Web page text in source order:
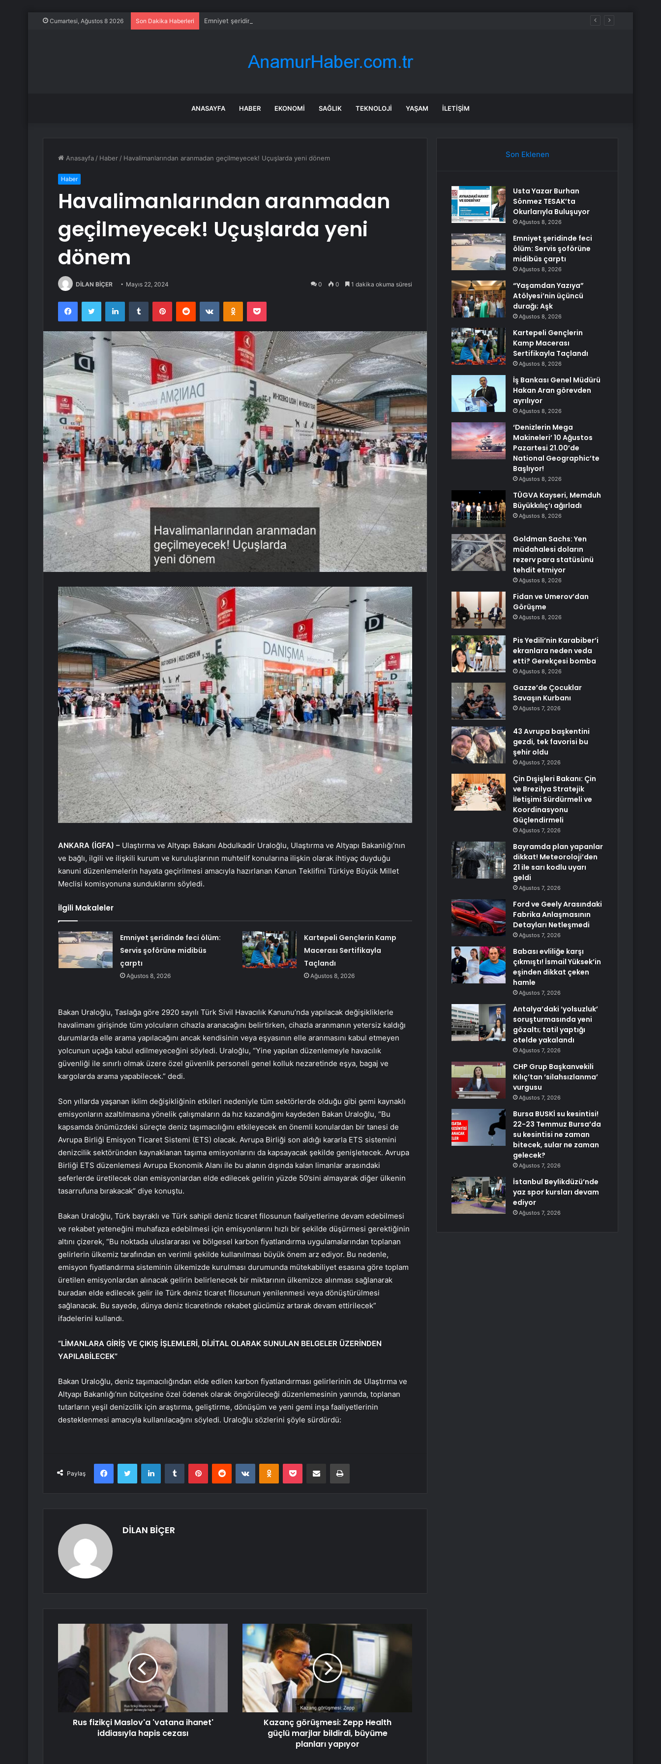
Cumartesi, Ağustos 8 2026 Son Dakika Haberleri Emniyet şeridinde feci ölüm: Servis şoförüne midibüs çarptı
ANASAYFA HABER EKONOMI SAĞLIK TEKNOLOJI YAŞAM İLETIŞIM
Anasayfa / Haber / Havalimanlarından aranmadan geçilmeyecek! Uçuşlarda yeni dönem
Haber
Havalimanlarından aranmadan
geçilmeyecek! Uçuşlarda yeni
dönem
DİLAN BİÇER Mayıs 22, 2024 0 0 1 dakika okuma süresi
FacebookTwitter LinkedInTumblr PinterestReddit VKontakteOdnoklassniki
Pocket
ANKARA (İGFA) – Ulaştırma ve Altyapı Bakanı Abdulkadir Uraloğlu, Ulaştırma ve Altyapı Bakanlığı’nın
ve bağlı, ilgili ve ilişkili kurum ve kuruluşlarının muhtelif konularına ilişkin olarak ihtiyaç duyduğu
kanuni düzenlemelerin hayata geçirilmesi amacıyla hazırlanan Kanun Teklifini Türkiye Büyük Millet
Meclisi komisyonuna sunduklarını söyledi.
İlgili Makaleler
Emniyet şeridinde feci ölüm:
Servis şoförüne midibüs
çarptı
Ağustos 8, 2026
Kartepeli Gençlerin Kamp
Macerası Sertifikayla
Taçlandı
Ağustos 8, 2026
Bakan Uraloğlu, Taslağa göre 2920 sayılı Türk Sivil Havacılık Kanunu’nda yapılacak değişikliklerle
havalimanı girişinde tüm yolcuların cihazla aranacağını belirtirken, cihazla aranmanın yetersiz kaldığı
durumlarda elle arama yapılacağını ancak kendisinin veya eşyasının elle aranmasını kabul etmeyen
yolcunun uçağa kabul edilmeyeceğini söyledi. Uraloğlu, “Yine yapılan düzenlemeyle havacılık
güvenliği ile sınırlı olmak üzere özel güvenlik personeli genel kolluk nezaretinde eşya, bagaj ve
kargolarda arama yapabilecek.” dedi.
Son yıllarda yaşanan iklim değişikliğinin etkileri nedeniyle tüm sektörlerde olduğu gibi gemi kaynaklı
emisyonların azaltılmasına yönelik çalışmaların da hız kazandığını kaydeden Bakan Uraloğlu, “Bu
kapsamda önümüzdeki süreçte deniz taşımacılığını etkileyecek en önemli konulardan bir tanesi de
Avrupa Birliği Emisyon Ticaret Sistemi (ETS) olacak. Avrupa Birliği son aldığı kararla ETS sistemini
denizcilik sektöründen kaynaklanan taşıma emisyonlarını da kapsayacak şekilde genişletecek. Avrupa
Birliği ETS düzenlemesi Avrupa Ekonomik Alanı ile bu alanın dışında kalan limanlar arasındaki
seferlerde üretilecek olan emisyonlardan elde edilecek gelirin yüzde 50’sini almayarak diğer ülkenin
tasarrufuna bırakacak” diye konuştu.
Bakan Uraloğlu, Türk bayraklı ve Türk sahipli deniz ticaret filosunun faaliyetlerine devam edebilmesi
ve rekabet yeteneğini muhafaza edebilmesi için emisyonlarını hızlı bir şekilde düşürmesi gerektiğinin
altını çizerek, “Bu noktada uluslararası ve bölgesel karbon fiyatlandırma uygulamalarından toplanan
gelirlerin ülkemiz tarafından en verimli şekilde kullanılması büyük önem arz ediyor. Bu nedenle,
emisyon fiyatlandırma sisteminin ülkemizde kurulması durumunda mütekabiliyet esasına göre toplam
üretilen emisyonlardan alınacak gelirin belirlenecek bir miktarının ülkemizce alınması sağlanarak
buradan elde edilecek gelir ile Türk deniz ticaret filosunun yenilenmesi veya dönüştürülmesi
sağlanacak. Bu sayede, dünya deniz ticaretinde rekabet gücümüz artarak devam ettirilecek”
ifadelerini kullandı.
“LİMANLARA GİRİŞ VE ÇIKIŞ İŞLEMLERİ, DİJİTAL OLARAK SUNULAN BELGELER ÜZERİNDEN
YAPILABİLECEK”
Bakan Uraloğlu, deniz taşımacılığından elde edilen karbon fiyatlandırması gelirlerinin de Ulaştırma ve
Altyapı Bakanlığı’nın bütçesine özel ödenek olarak öngörüleceği düzenlemesinin yanında, toplanan
tutarların yeşil denizcilik için araştırma, geliştirme, dönüşüm ve yeni gemi inşa faaliyetlerinin
desteklenmesi amacıyla kullanılacağını söyledi. Uraloğlu sözlerini şöyle sürdürdü:
Paylaş
FacebookTwitter LinkedInTumblr PinterestReddit VKontakteOdnoklassniki
Pocket E-Posta ile paylaş Yazdır
DİLAN BİÇER
Rus fizikçi Maslov'a 'vatana ihanet'
iddiasıyla hapis cezası
Kazanç görüşmesi: Zepp Health
güçlü marjlar bildirdi, büyüme
planları yapıyor
Son Eklenen
Usta Yazar Burhan
Sönmez TESAK’ta
Okurlarıyla Buluşuyor
Ağustos 8, 2026
Emniyet şeridinde feci
ölüm: Servis şoförüne
midibüs çarptı
Ağustos 8, 2026
“Yaşamdan Yazıya”
Atölyesi’nin üçüncü
durağı; Aşk
Ağustos 8, 2026
Kartepeli Gençlerin
Kamp Macerası
Sertifikayla Taçlandı
Ağustos 8, 2026
İş Bankası Genel Müdürü
Hakan Aran görevden
ayrılıyor
Ağustos 8, 2026
‘Denizlerin Mega
Makineleri’ 10 Ağustos
Pazartesi 21.00’de
National Geographic’te
Başlıyor!
Ağustos 8, 2026
TÜGVA Kayseri, Memduh
Büyükkılıç’ı ağırladı
Ağustos 8, 2026
Goldman Sachs: Yen
müdahalesi doların
rezerv para statüsünü
tehdit etmiyor
Ağustos 8, 2026
Fidan ve Umerov’dan
Görüşme
Ağustos 8, 2026
Pis Yedili’nin Karabiber’i
ekranlara neden veda
etti? Gerekçesi bomba
Ağustos 8, 2026
Gazze’de Çocuklar
Savaşın Kurbanı
Ağustos 7, 2026
43 Avrupa başkentini
gezdi, tek favorisi bu
şehir oldu
Ağustos 7, 2026
Çin Dışişleri Bakanı: Çin
ve Brezilya Stratejik
İletişimi Sürdürmeli ve
Koordinasyonu
Güçlendirmeli
Ağustos 7, 2026
Bayramda plan yapanlar
dikkat! Meteoroloji’den
21 ile sarı kodlu uyarı
geldi
Ağustos 7, 2026
Ford ve Geely Arasındaki
Fabrika Anlaşmasının
Detayları Netleşmedi
Ağustos 7, 2026
Babası evliliğe karşı
çıkmıştı! İsmail Yüksek’in
eşinden dikkat çeken
hamle
Ağustos 7, 2026
Antalya’daki ‘yolsuzluk’
soruşturmasında yeni
gözaltı; tatil yaptığı
otelde yakalandı
Ağustos 7, 2026
CHP Grup Başkanvekili
Kılıç’tan ‘silahsızlanma’
vurgusu
Ağustos 7, 2026
Bursa BUSKİ su kesintisi!
22-23 Temmuz Bursa’da
su kesintisi ne zaman
bitecek, sular ne zaman
gelecek?
Ağustos 7, 2026
İstanbul Beylikdüzü’nde
yaz spor kursları devam
ediyor
Ağustos 7, 2026